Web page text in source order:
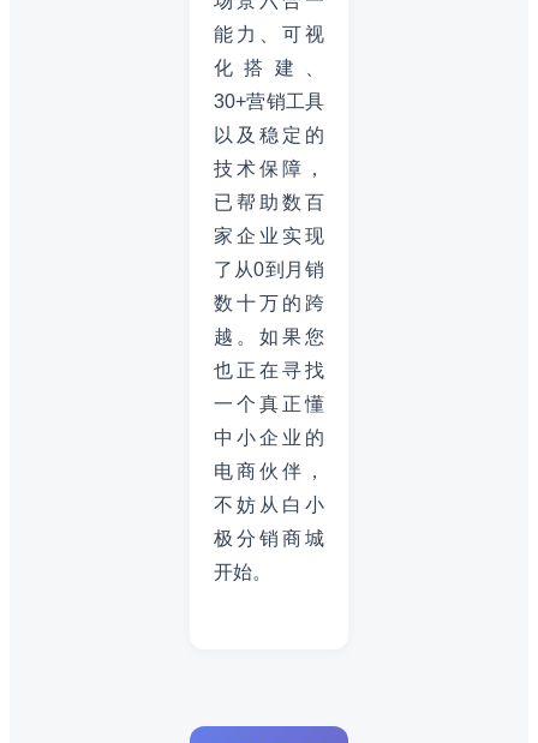
能力、可视
化搭建、
30+营销工具
以及稳定的
技术保障，
已帮助数百
家企业实现
了从0到月销
数十万的跨
越。如果您
也正在寻找
一个真正懂
中小企业的
电商伙伴，
不妨从白小
极分销商城
开始。